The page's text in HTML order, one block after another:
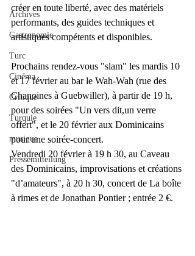
Archives
Gastronomie
Turc
Cinéma
Critique
Turquie
musique
Pressemitteilung
créer en toute liberté, avec des matériels
performants, des guides techniques et
artistiques compétents et disponibles.
Prochains rendez-vous "slam" les mardis 10
et 17 février au bar le Wah-Wah (rue des
Chanoines à Guebwiller), à partir de 19 h,
pour des soirées "Un vers dit,un verre
offert", et le 20 février aux Dominicains
pour une soirée-concert.
Vendredi 20 février à 19 h 30, au Caveau
des Dominicains, improvisations et créations
"d’amateurs", à 20 h 30, concert de La boîte
à rimes et de Jonathan Pontier ; entrée 2 €.